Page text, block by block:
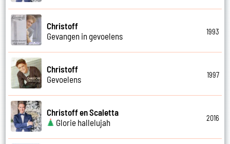
Christoff
Gevangen in gevoelens
1993
Christoff
Gevoelens
1997
Christoff en Scaletta
Glorie hallelujah
2016